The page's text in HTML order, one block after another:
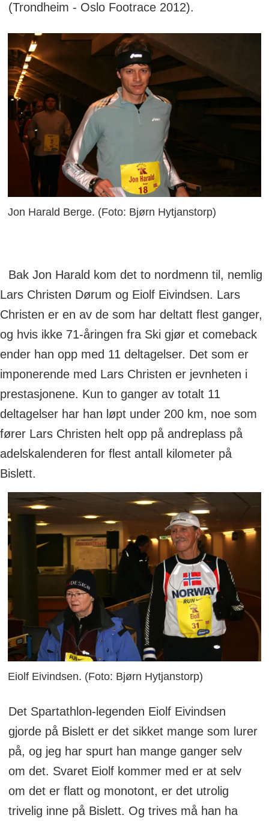
(Trondheim - Oslo Footrace 2012).
Jon Harald Berge. (Foto: Bjørn Hytjanstorp)
Bak Jon Harald kom det to nordmenn til, nemlig
Lars Christen Dørum og Eiolf Eivindsen. Lars
Christen er en av de som har deltatt flest ganger,
og hvis ikke 71-åringen fra Ski gjør et comeback
ender han opp med 11 deltagelser. Det som er
imponerende med Lars Christen er jevnheten i
prestasjonene. Kun to ganger av totalt 11
deltagelser har han løpt under 200 km, noe som
fører Lars Christen helt opp på andreplass på
adelskalenderen for flest antall kilometer på
Bislett.
Eiolf Eivindsen. (Foto: Bjørn Hytjanstorp)
Det Spartathlon-legenden Eiolf Eivindsen
gjorde på Bislett er det sikket mange som lurer
på, og jeg har spurt han mange ganger selv
om det. Svaret Eiolf kommer med er at selv
om det er flatt og monotont, er det utrolig
trivelig inne på Bislett. Og trives må han ha